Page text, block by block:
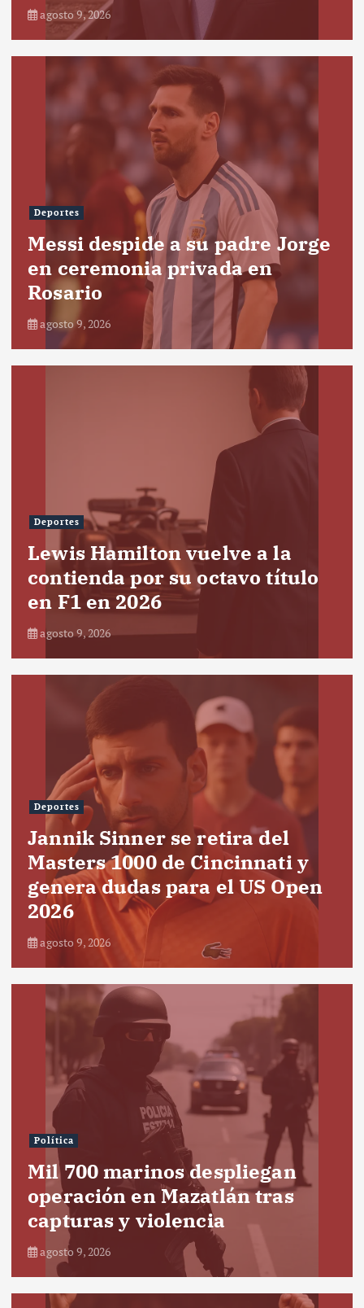
agosto 9, 2026
Deportes
Messi despide a su padre Jorge
en ceremonia privada en
Rosario
agosto 9, 2026
Deportes
Lewis Hamilton vuelve a la
contienda por su octavo título
en F1 en 2026
agosto 9, 2026
Deportes
Jannik Sinner se retira del
Masters 1000 de Cincinnati y
genera dudas para el US Open
2026
agosto 9, 2026
Política
Mil 700 marinos despliegan
operación en Mazatlán tras
capturas y violencia
agosto 9, 2026